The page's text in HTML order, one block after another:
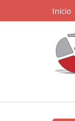
Inicio